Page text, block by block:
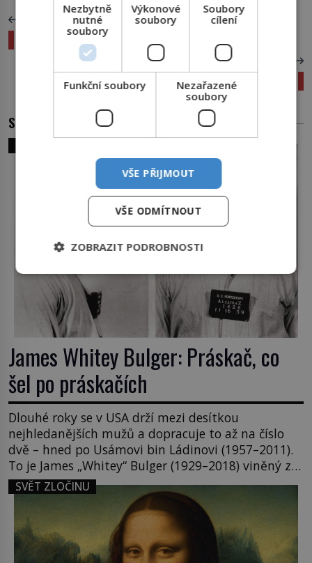
PŘEDCHOZÍ ČLÁNEK
Trávicí soustava: Cesta potravy lidským tělem
Tři kulky pro Máhátmu Gándhího
SOUVISEJÍCÍ ČLÁNKY
James Whitey Bulger: Práskač, co
šel po práskačích
Dlouhé roky se v USA drží mezi desítkou
nejhledanějších mužů a dopracuje to až na číslo
dvě – hned po Usámovi bin Ládinovi (1957–2011).
To je James „Whitey“ Bulger (1929–2018) viněný ze
spoluúčasti na 19 vraždách, vydírání a lichvy. A
samozřejmě, krom toho je ještě drogový dealer,
který neváhá odstranit z cesty všechny práskače,
zatímco […]
SVĚT ZLOČINU
Nezbytně
nutné
soubory
Výkonové
soubory
Soubory
cílení
Funkční soubory
Nezařazené
soubory
VŠE PŘIJMOUT
VŠE ODMÍTNOUT
ZOBRAZIT PODROBNOSTI